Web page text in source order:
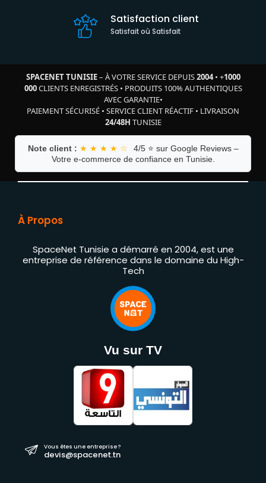
Satisfaction client
Satisfait où Satisfait
SPACENET TUNISIE– À VOTRE SERVICE DEPUIS2004• +1000
000CLIENTS ENREGISTRÉS• PRODUITS 100% AUTHENTIQUES
AVEC GARANTIE•
PAIEMENT SÉCURISÉ • SERVICE CLIENT RÉACTIF • LIVRAISON
24/48H TUNISIE
Note client : ★ ★ ★ ★ ☆
4/5 ⭐ sur Google Reviews –
Votre e-commerce de confiance en Tunisie.
À Propos
SpaceNet Tunisie a démarré en 2004, est une
entreprise de référence dans le domaine du High-
Tech
Vu sur TV
Vous êtes une entreprise ?
devis@spacenet.tn